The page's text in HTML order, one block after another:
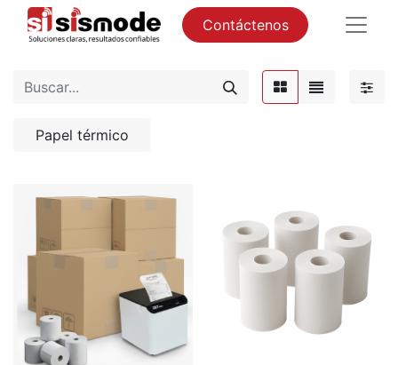
Contáctenos
Papel térmico